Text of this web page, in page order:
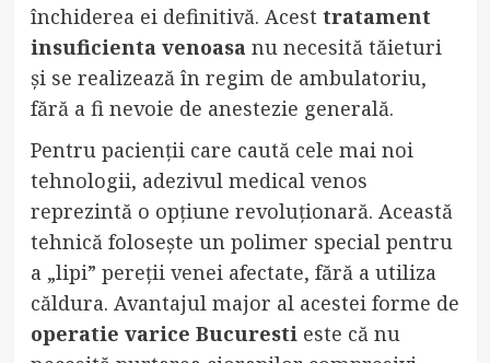
închiderea ei definitivă. Acest tratament
insuficienta venoasanu necesită tăieturi
și se realizează în regim de ambulatoriu,
fără a fi nevoie de anestezie generală.
Pentru pacienții care caută cele mai noi
tehnologii, adezivul medical venos
reprezintă o opțiune revoluționară. Această
tehnică folosește un polimer special pentru
a „lipi” pereții venei afectate, fără a utiliza
căldura. Avantajul major al acestei forme de
operatie varice Bucurestieste că nu